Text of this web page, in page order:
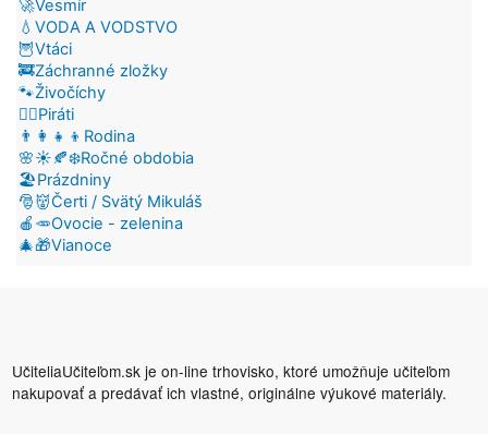
🚀Vesmír
💧VODA A VODSTVO
🦉Vtáci
🚒Záchranné zložky
🐾Živočíchy
🏴‍☠️Piráti
👨‍👩‍👧‍👦Rodina
🌸☀️🍂❄️Ročné obdobia
🏖️Prázdniny
🎅👹Čerti / Svätý Mikuláš
🍎🥕Ovocie - zelenina
🎄🎁Vianoce
UčiteliaUčiteľom.sk je on-line trhovisko, ktoré umožňuje učiteľom
nakupovať a predávať ich vlastné, originálne výukové materiály.